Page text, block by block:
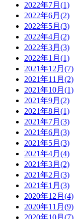
2022年7月(1)
2022年6月(2)
2022年5月(3)
2022年4月(2)
2022年3月(3)
2022年1月(1)
2021年12月(7)
2021年11月(2)
2021年10月(1)
2021年9月(2)
2021年8月(1)
2021年7月(3)
2021年6月(3)
2021年5月(3)
2021年4月(4)
2021年3月(2)
2021年2月(3)
2021年1月(3)
2020年12月(4)
2020年11月(9)